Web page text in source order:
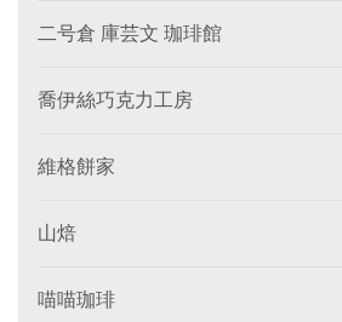
二号倉 庫芸文 珈琲館
喬伊絲巧克力工房
維格餅家
山焙
喵喵珈琲